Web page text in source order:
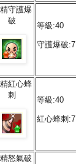
守護爆
破
等級:40
守護爆破:7
紅心蜂
刺
等級:40
紅心蜂刺:7
怒氣破